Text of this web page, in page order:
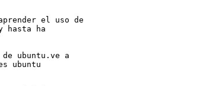
el uso de
hasta ha
ubuntu.ve a
ubuntu